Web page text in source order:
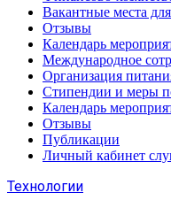
Вакантные места
Отзывы
Календарь
Международное
Организация
Стипендии и меры
Календарь
Отзывы
Публикации
Личный кабинет
Технологии